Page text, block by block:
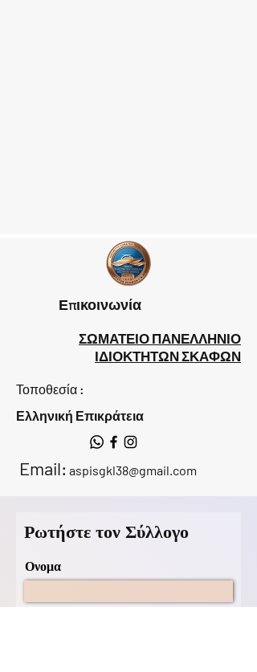
Επικοινωνία
ΣΩΜΑΤΕΙΟ ΠΑΝΕΛΛΗΝΙΟ
ΙΔΙΟΚΤΗΤΩΝ ΣΚΑΦΩΝ
Τοποθεσία :
Ελληνική Επικράτεια
Email: aspisgkl38@gmail.com
Ρωτήστε τον Σύλλογο
Ονομα